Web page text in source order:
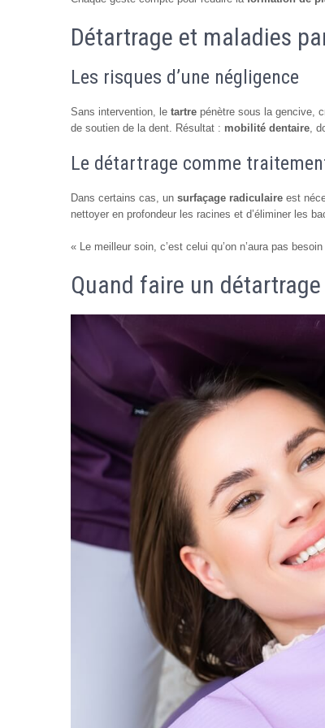
Détartrage et maladies
Les risques d’une négligence
Sans intervention, le tartre pénètre sous la gencive,
de soutien de la dent. Résultat : mobilité dentaire ,
Le détartrage comme
Dans certains cas, un surfaçage radiculaire est
nettoyer en profondeur les racines et d’éliminer les
« Le meilleur soin, c’est celui qu’on n’aura pas
Quand faire un détartrage